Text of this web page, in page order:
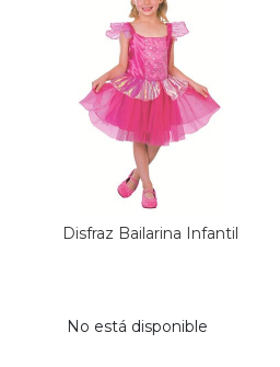
Disfraz Bailarina Infantil
No está disponible